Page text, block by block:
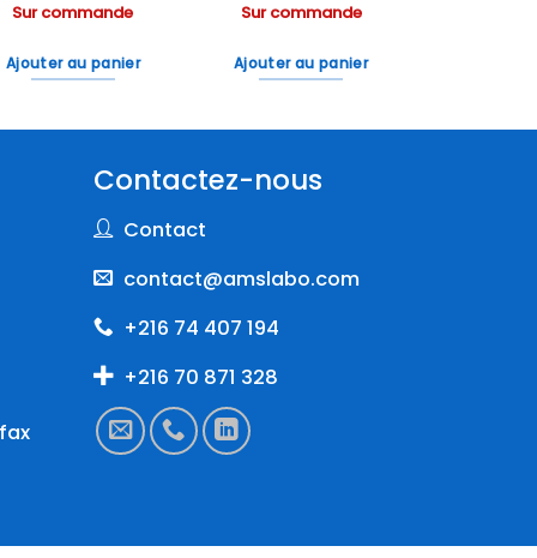
Sur commande
Ajouter au panier
Sur commande
Ajouter au panier
Contactez-nous
Contact
contact@amslabo.com
+216 74 407 194
+216 70 871 328